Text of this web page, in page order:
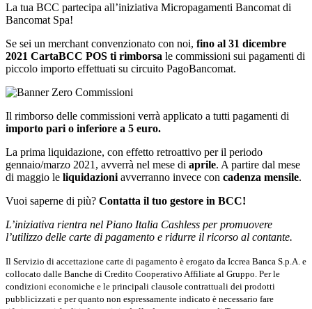
La tua BCC partecipa all’iniziativa Micropagamenti Bancomat di
Bancomat Spa!
Se sei un merchant convenzionato con noi, fino al 31 dicembre
2021 CartaBCC POS ti rimborsa le commissioni sui pagamenti di
piccolo importo effettuati su circuito PagoBancomat.
Il rimborso delle commissioni verrà applicato a tutti pagamenti di
importo pari o inferiore a 5 euro.
La prima liquidazione, con effetto retroattivo per il periodo
gennaio/marzo 2021, avverrà nel mese di aprile. A partire dal mese
di maggio le liquidazioni avverranno invece con cadenza mensile.
Vuoi saperne di più? Contatta il tuo gestore in BCC!
L’iniziativa rientra nel Piano Italia Cashless per promuovere
l’utilizzo delle carte di pagamento e ridurre il ricorso al contante.
Il Servizio di accettazione carte di pagamento è erogato da Iccrea Banca S.p.A. e
collocato dalle Banche di Credito Cooperativo Affiliate al Gruppo. Per le
condizioni economiche e le principali clausole contrattuali dei prodotti
pubblicizzati e per quanto non espressamente indicato è necessario fare